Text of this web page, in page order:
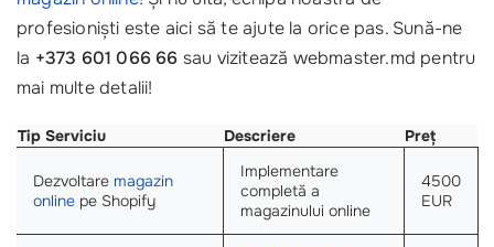
profesioniști este aici să te ajute la orice pas. Sună-ne
la +373 601 066 66 sau vizitează webmaster.md pentru
mai multe detalii!
Tip Serviciu Descriere Preț
Dezvoltare magazin
online pe Shopify
Implementare
completă a
magazinului online
4500
EUR